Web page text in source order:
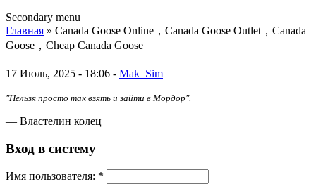
Secondary menu
Главная » Canada Goose Online，Canada Goose Outlet，Canada
Goose，Cheap Canada Goose
17 Июль, 2025 - 18:06 - Mak_Sim
"Нельзя просто так взять и зайти в Мордор".
— Властелин колец
Вход в систему
Имя пoльзовaтeля: *